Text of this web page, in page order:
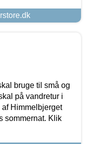
bruge til små og
på vandretur i
af Himmelbjerget
sommernat. Klik